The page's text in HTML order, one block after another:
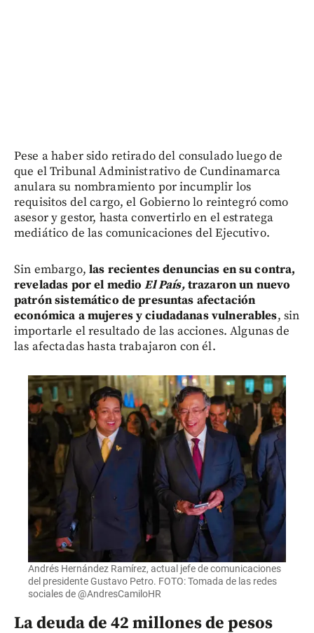
Pese a haber sido retirado del consulado luego de
que el Tribunal Administrativo de Cundinamarca
anulara su nombramiento por incumplir los
requisitos del cargo, el Gobierno lo reintegró como
asesor y gestor, hasta convertirlo en el estratega
mediático de las comunicaciones del Ejecutivo.
Sin embargo, las recientes denuncias en su contra,
reveladas por el medioEl País,trazaron un nuevo
patrón sistemático de presuntas afectación
económica a mujeres y ciudadanas vulnerables, sin
importarle el resultado de las acciones. Algunas de
las afectadas hasta trabajaron con él.
Andrés Hernández Ramírez, actual jefe de comunicaciones
del presidente Gustavo Petro. FOTO: Tomada de las redes
sociales de @AndresCamiloHR
La deuda de 42 millones de pesos